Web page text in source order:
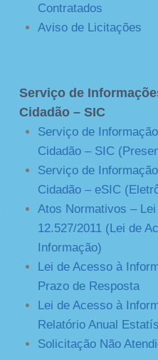
Contratados
Aviso de Licitações
Serviço de
Cidadão – SIC
Serviço de
Cidadão – SIC
Serviço de
Cidadão – eSIC
Atos Normativos – Lei
12.527/2011 (Lei de
Informação)
Lei de Acesso à
Prazo de Resposta
Lei de Acesso à
Relatório Anual
Solicitação Não